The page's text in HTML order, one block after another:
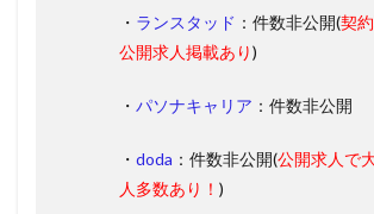
・ ランスタッド ：件数非公開(契
公開求人掲載あり)
・ パソナキャリア ：件数非公開
・ doda ：件数非公開(公開求人で
人多数あり！ )